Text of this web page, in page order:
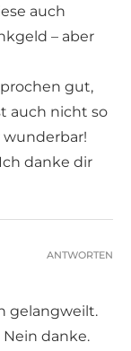
auch
– aber
gut,
auch nicht so
wunderbar!
danke dir
gelangweilt.
danke.
ANTWORTEN